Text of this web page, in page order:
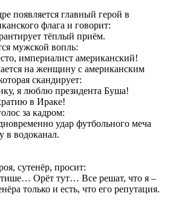
появляется главный герой в
флага и говорит:
тёплый приём.
мужской вопль:
империалист американский!
на женщину с американским
скандирует:
я люблю президента Буша!
в Ираке!
за кадром:
удар футбольного меча
в водоканал.
сутенёр, просит:
Орёт тут… Все решат, что я –
только и есть, что его репутация.